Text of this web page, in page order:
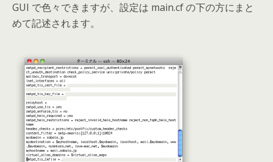
GUI で色々できますが、設定は main.cf の下の方にまと
めて記述されます。